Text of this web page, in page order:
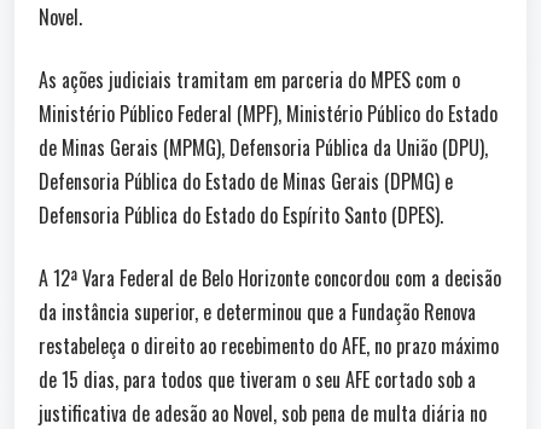
Novel.
As ações judiciais tramitam em parceria do MPES com o
Ministério Público Federal (MPF), Ministério Público do Estado
de Minas Gerais (MPMG), Defensoria Pública da União (DPU),
Defensoria Pública do Estado de Minas Gerais (DPMG) e
Defensoria Pública do Estado do Espírito Santo (DPES).
A 12ª Vara Federal de Belo Horizonte concordou com a decisão
da instância superior, e determinou que a Fundação Renova
restabeleça o direito ao recebimento do AFE, no prazo máximo
de 15 dias, para todos que tiveram o seu AFE cortado sob a
justificativa de adesão ao Novel, sob pena de multa diária no